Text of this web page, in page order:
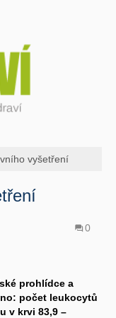
vyšetření
0
prohlídce a
počet leukocytů
v krvi 83,9 –